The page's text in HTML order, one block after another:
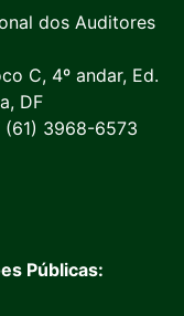
dos Auditores
C, 4º andar, Ed.
DF
3968-6573
Públicas: